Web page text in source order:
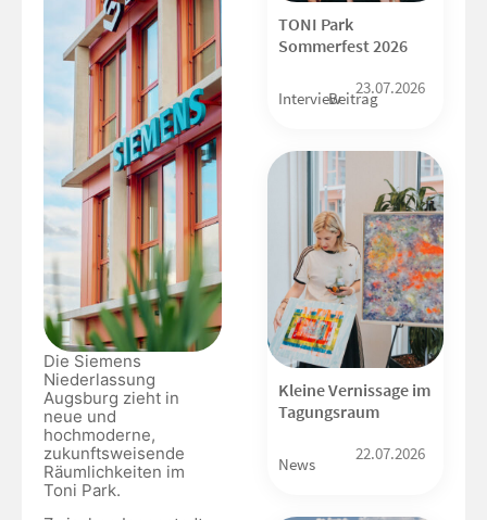
Die Siemens
Niederlassung
Augsburg zieht in
neue und
hochmoderne,
zukunftsweisende
Räumlichkeiten im
Toni Park.
TONI Park
Sommerfest 2026
InterviewBeitrag
23.07.2026
Kleine Vernissage im
Tagungsraum
News
22.07.2026